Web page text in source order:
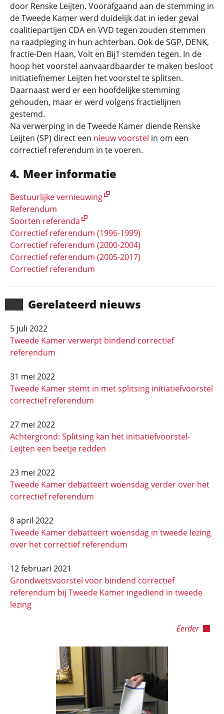
Gerela­teerd nieuws
5 juli 2022
Tweede Kamer verwerpt bindend correctief
referendum
31 mei 2022
Tweede Kamer stemt in met splitsing initiatiefvoorstel
correctief referendum
27 mei 2022
Achtergrond: Splitsing kan het initiatief­voorstel-
Leijten een beetje redden
23 mei 2022
Tweede Kamer debatteert woensdag verder over het
correctief referendum
8 april 2022
Tweede Kamer debatteert woensdag in tweede lezing
over het correctief referendum
12 februari 2021
Grondwetsvoorstel voor bindend correctief
referendum bij Tweede Kamer ingediend in tweede
lezing
Eerder
door Renske Leijten. Voorafgaand aan de stemming in
de Tweede Kamer werd duidelijk dat in ieder geval
coalitiepartijen CDA en VVD tegen zouden stemmen
na raadpleging in hun achterban. Ook de SGP, DENK,
fractie-Den Haan, Volt en Bij1 stemden tegen. In de
hoop het voorstel aanvaardbaarder te maken besloot
initiatiefnemer Leijten het voorstel te splitsen.
Daarnaast werd er een hoofdelijke stemming
gehouden, maar er werd volgens fractielijnen
gestemd.
Na verwerping in de Tweede Kamer diende Renske
Leijten (SP) direct een nieuw voorstel in om een
correctief referendum in te voeren.
Meer informatie
Bestuurlijke vernieuwing
Referendum
Soorten referenda
Correctief referendum (1996-1999)
Correctief referendum (2000-2004)
Correctief referendum (2005-2017)
Correctief referendum